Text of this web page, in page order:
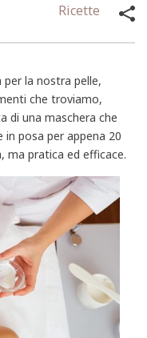
Ricette
per la nostra pelle,
che troviamo,
di una maschera che
posa per appena 20
ma pratica ed efficace.